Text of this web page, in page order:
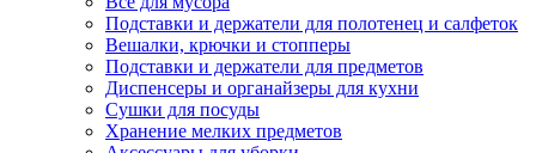
Подставки и держатели для полотенец и салфеток
Вешалки, крючки и стопперы
Подставки и держатели для предметов
Диспенсеры и органайзеры для кухни
Сушки для посуды
Хранение мелких предметов